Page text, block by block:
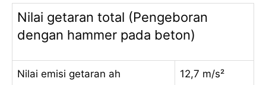
Nilai getaran total (Pengeboran
dengan hammer pada beton)
Nilai emisi getaran ah 12,7 m/s²